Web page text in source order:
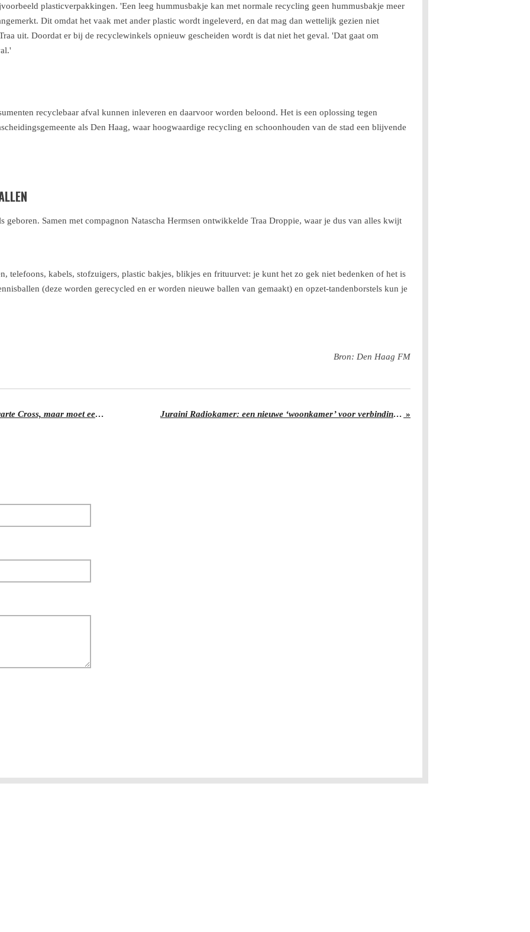
plasticverpakkingen. 'Een leeg hummusbakje kan met normale recycling geen hummusbakje meer
Dit omdat het vaak met ander plastic wordt ingeleverd, en dat mag dan wettelijk gezien niet
uit. Doordat er bij de recyclewinkels opnieuw gescheiden wordt is dat niet het geval. 'Dat gaat om
recyclebaar afval kunnen inleveren en daarvoor worden beloond. Het is een oplossing tegen
als Den Haag, waar hoogwaardige recycling en schoonhouden van de stad een blijvende
geboren. Samen met compagnon Natascha Hermsen ontwikkelde Traa Droppie, waar je dus van alles kwijt
telefoons, kabels, stofzuigers, plastic bakjes, blikjes en frituurvet: je kunt het zo gek niet bedenken of het is
(deze worden gerecycled en er worden nieuwe ballen van gemaakt) en opzet-tandenborstels kun je
Bron: Den Haag FM
Orgel Joke (76) steelt de show op Zwarte Cross, maar moet eerder stoppen Juraini Radiokamer: een nieuwe ‘woonkamer’ voor verbinding en rust komt naar de TU Delft »